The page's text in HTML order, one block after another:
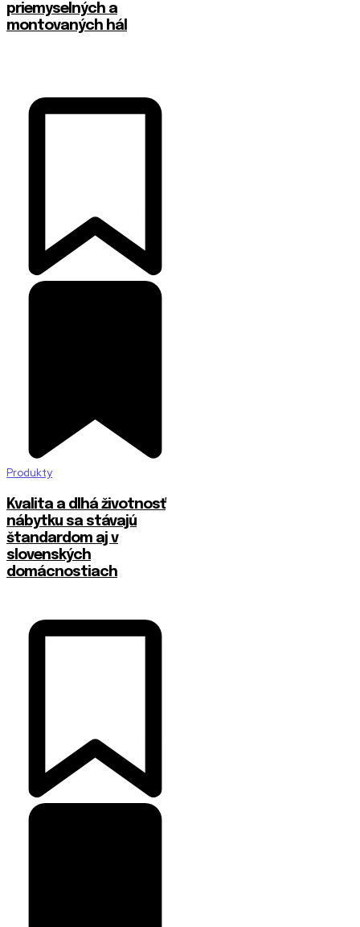
priemyselných a
montovaných hál
Produkty
​Kvalita a dlhá životnosť
nábytku sa stávajú
štandardom aj v
slovenských
domácnostiach